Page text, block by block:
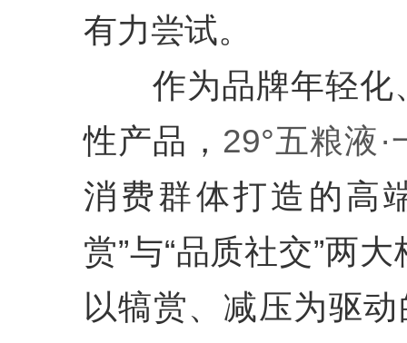
有力尝试。
作为品牌年轻化
性产品， 29°五粮液
消费群体打造的高
赏”与“品质社交”两
以犒赏、减压为驱